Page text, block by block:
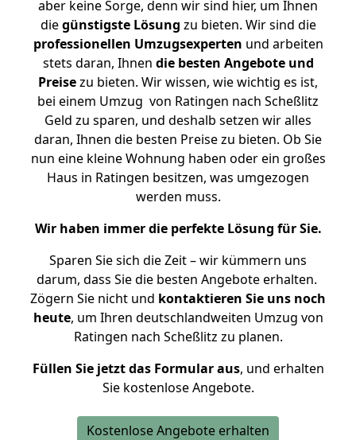
aber keine Sorge, denn wir sind hier, um Ihnen
diegünstigste Lösung zu bieten. Wir sind die
professionellen Umzugsexperten und arbeiten
stets daran, Ihnen die besten Angebote und
Preisezu bieten. Wir wissen, wie wichtig es ist,
bei einem Umzug von Ratingen nach Scheßlitz
Geld zu sparen, und deshalb setzen wir alles
daran, Ihnen die besten Preise zu bieten. Ob Sie
nun eine kleine Wohnung haben oder ein großes
Haus in Ratingen besitzen, was umgezogen
werden muss.
Wir haben immer die perfekte Lösung für Sie.
Sparen Sie sich die Zeit – wir kümmern uns
darum, dass Sie die besten Angebote erhalten.
Zögern Sie nicht und kontaktieren Sie uns noch
heute, um Ihren deutschlandweiten Umzug von
Ratingen nach Scheßlitz zu planen.
Füllen Sie jetzt das Formular aus, und erhalten
Sie kostenlose Angebote.
Kostenlose Angebote erhalten